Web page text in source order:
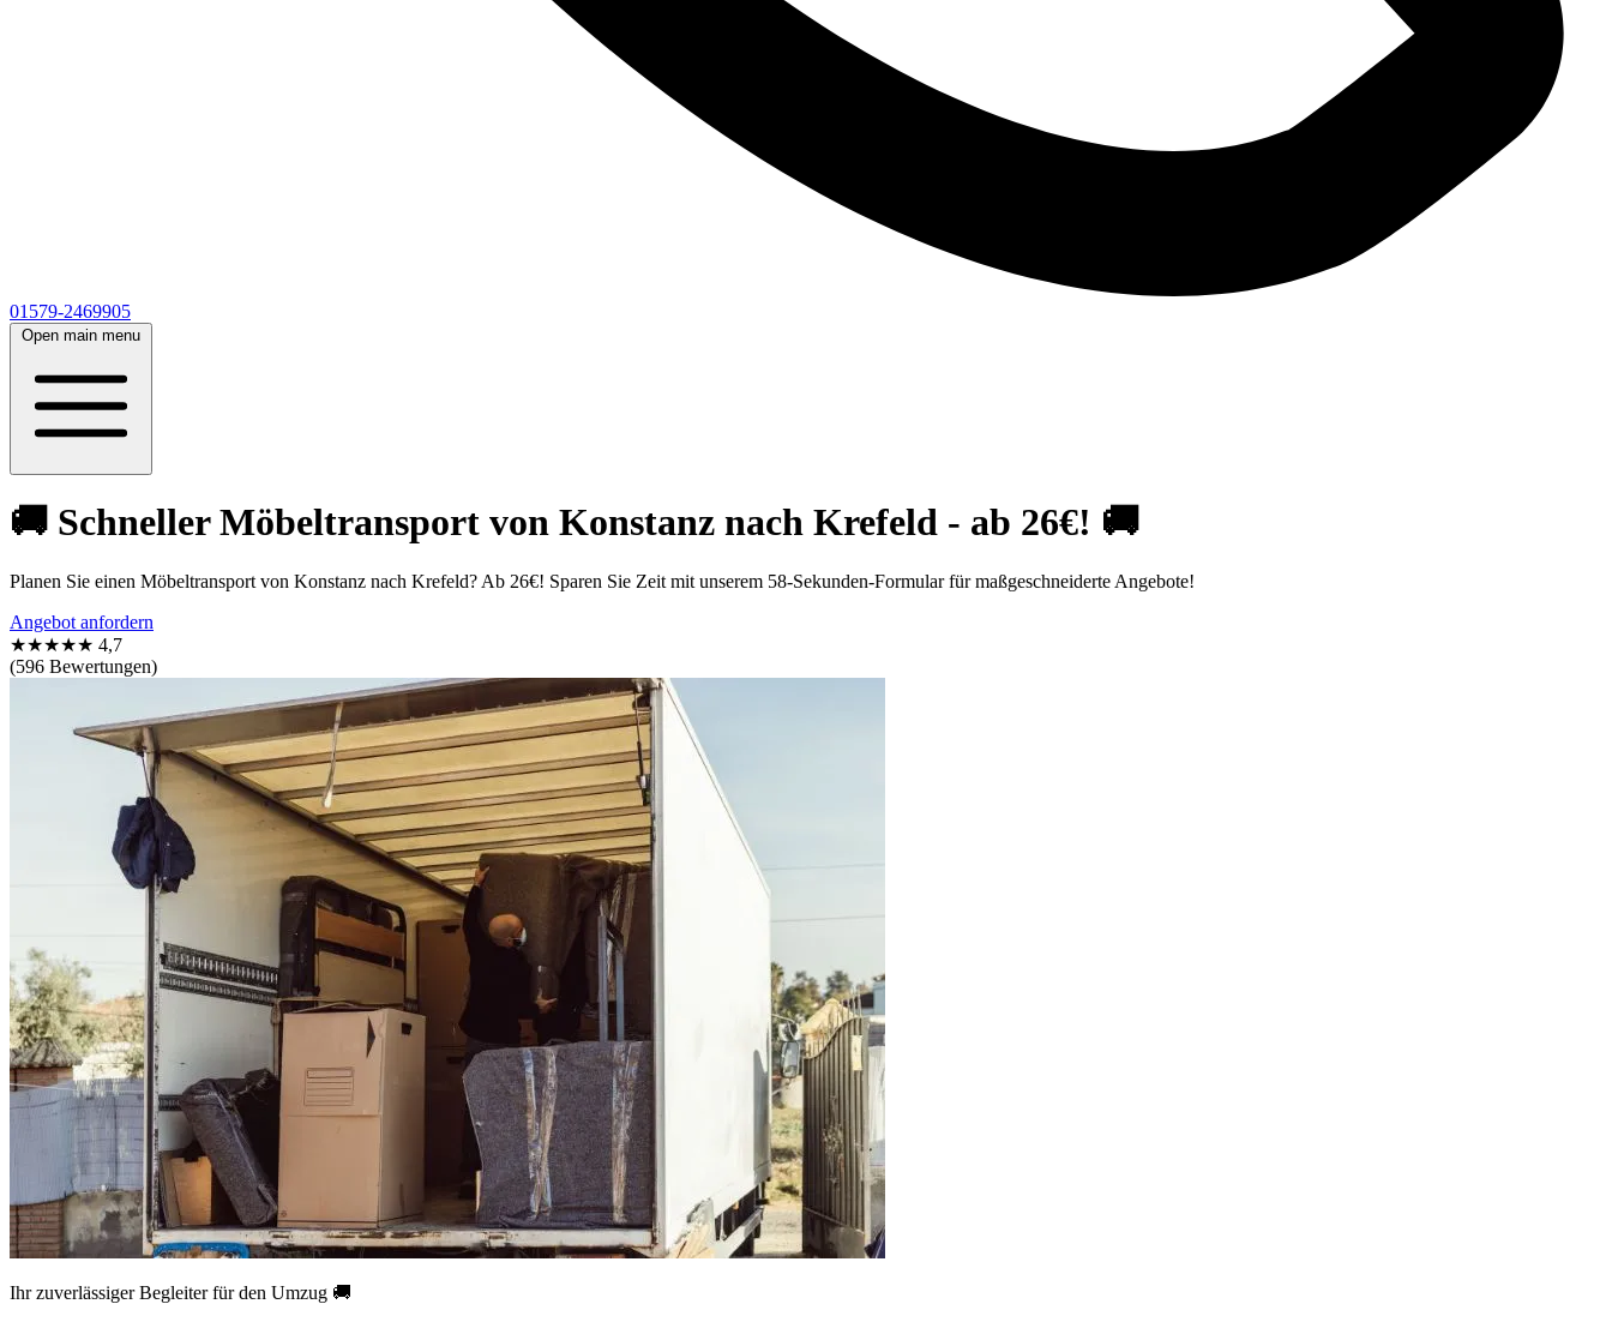
01579-2469905
Open main menu
🚚 Schneller Möbeltransport von Konstanz nach Krefeld - ab 26€! 🚚
Planen Sie einen Möbeltransport von Konstanz nach Krefeld? Ab 26€! Sparen Sie Zeit mit unserem 58-Sekunden-Formular für maßgeschneiderte Angebote!
Angebot anfordern
★★★★★ 4,7
(596 Bewertungen)
Ihr zuverlässiger Begleiter für den Umzug 🚚